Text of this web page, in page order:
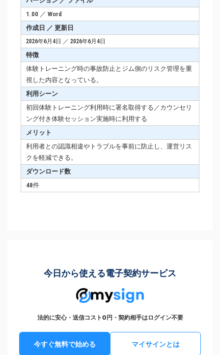
1.00 ／ Word
作成日 ／ 更新日
2026年6月4日 ／ 2026年6月4日
特徴
体験トレーニング時の事故防止とジム側のリスク管理を重
視した内容となっている。
利用シーン
初回体験トレーニング利用時に署名取得する／カウンセリ
ング付き体験セッション実施時に利用する
メリット
利用者との認識相違やトラブルを事前に防止し、運営リス
クを軽減できる。
ダウンロード数
48件
今日から使える電子契約サービス
法的に安心・送信コスト0円・契約相手はログイン不要
今すぐ無料で始める マイサインとは